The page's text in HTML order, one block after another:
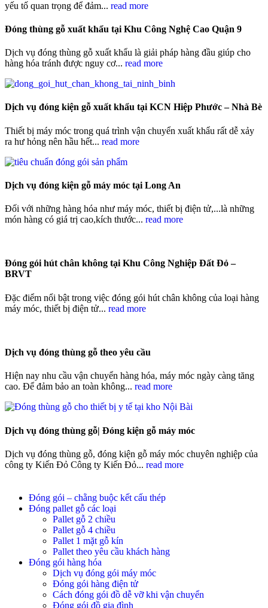
yếu tố quan trọng để đảm... read more
Đóng thùng gỗ xuất khẩu tại Khu Công Nghệ Cao Quận 9
Dịch vụ đóng thùng gỗ xuất khẩu là giải pháp hàng đầu giúp cho
hàng hóa tránh được nguy cơ... read more
Dịch vụ đóng kiện gỗ xuất khẩu tại KCN Hiệp Phước – Nhà Bè
Thiết bị máy móc trong quá trình vận chuyển xuất khẩu rất dễ xảy
ra hư hỏng nên hầu hết... read more
Dịch vụ đóng kiện gỗ máy móc tại Long An
Đối với những hàng hóa như máy móc, thiết bị điện tử,...là những
món hàng có giá trị cao,kích thước... read more
Đóng gói hút chân không tại Khu Công Nghiệp Đất Đỏ –
BRVT
Đặc điểm nổi bật trong việc đóng gói hút chân không của loại hàng
máy móc, thiết bị điện tử... read more
Dịch vụ đóng thùng gỗ theo yêu cầu
Hiện nay nhu cầu vận chuyển hàng hóa, máy móc ngày càng tăng
cao. Để đảm bảo an toàn không... read more
Dịch vụ đóng thùng gỗ| Đóng kiện gỗ máy móc
Dịch vụ đóng thùng gỗ, đóng kiện gỗ máy móc chuyên nghiệp của
công ty Kiến Đỏ Công ty Kiến Đỏ... read more
Đóng gói – chằng buộc kết cấu thép
Đóng pallet gỗ các loại
Pallet gỗ 2 chiều
Pallet gỗ 4 chiều
Pallet 1 mặt gỗ kín
Pallet theo yêu cầu khách hàng
Đóng gói hàng hóa
Dịch vụ đóng gói máy móc
Đóng gói hàng điện tử
Cách đóng gói đồ dễ vỡ khi vận chuyển
Đóng gói đồ gia đình